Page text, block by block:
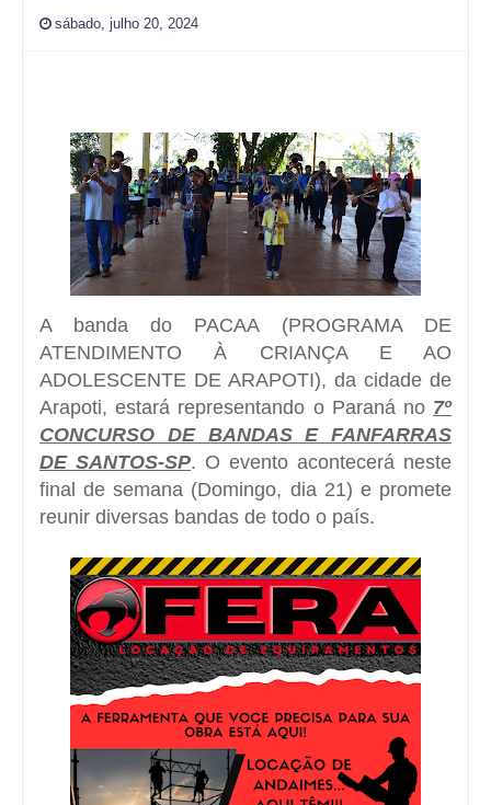
sábado, julho 20, 2024
A banda do PACAA (PROGRAMA DE
ATENDIMENTO À CRIANÇA E AO
ADOLESCENTE DE ARAPOTI), da cidade de
Arapoti, estará representando o Paraná no 7º
CONCURSO DE BANDAS E FANFARRAS
DE SANTOS-SP. O evento acontecerá neste
final de semana (Domingo, dia 21) e promete
reunir diversas bandas de todo o país.